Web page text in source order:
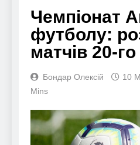
Чемпіонат
футболу:
матчів 20-
Бондар Олексій 10
Mins